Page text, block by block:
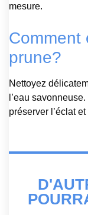
mesure.
Comment
prune?
Nettoyez
l’eau
préserver l’éclat